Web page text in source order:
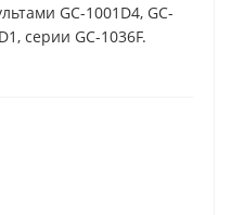
GC-1001D4, GC-
серии GC-1036F.